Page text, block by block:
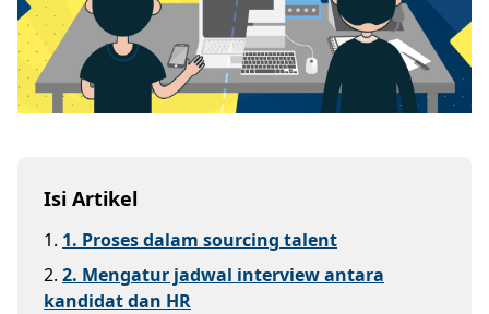
Isi Artikel
1. 1. Proses dalam sourcing talent
2. 2. Mengatur jadwal interview antara
kandidat dan HR